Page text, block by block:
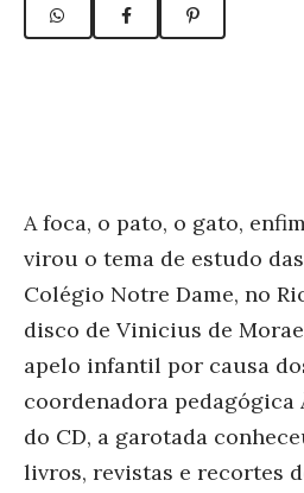
A foca, o pato, o gato,
virou o tema de estudo
Colégio Notre Dame, no
disco de Vinicius de
apelo infantil por causa
coordenadora pedagógica
do CD, a garotada
livros, revistas e recortes